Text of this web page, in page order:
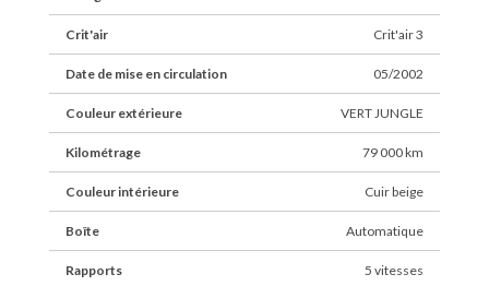
Crit'air Crit'air 3
Date de mise en circulation 05/2002
Couleur extérieure VERT JUNGLE
Kilométrage 79 000 km
Couleur intérieure Cuir beige
Boîte Automatique
Rapports 5 vitesses